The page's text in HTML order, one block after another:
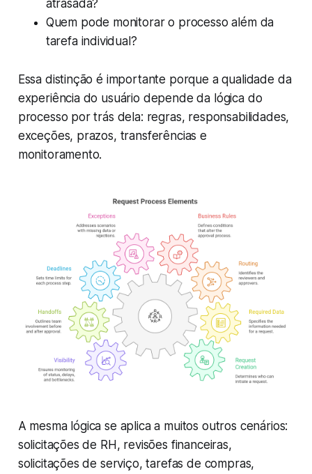
atrasada?
Quem pode monitorar o processo além da
tarefa individual?
Essa distinção é importante porque a qualidade da
experiência do usuário depende da lógica do
processo por trás dela: regras, responsabilidades,
exceções, prazos, transferências e
monitoramento.
A mesma lógica se aplica a muitos outros cenários:
solicitações de RH, revisões financeiras,
solicitações de serviço, tarefas de compras,